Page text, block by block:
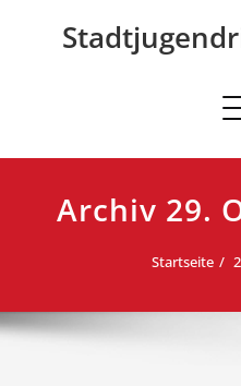
Archiv 29.
Startseite